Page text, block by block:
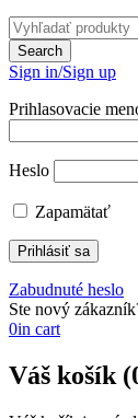
Sign in/Sign up
Prihlasovacie
Heslo
Zapamätať
Zabudnuté heslo
Ste nový
0in cart
Váš košík